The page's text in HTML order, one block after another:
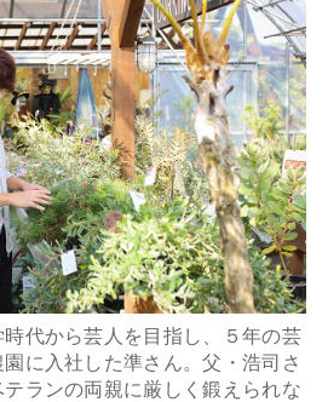
代から芸人を目指し、５年の芸
に入社した準さん。父・浩司さ
ランの両親に厳しく鍛えられな